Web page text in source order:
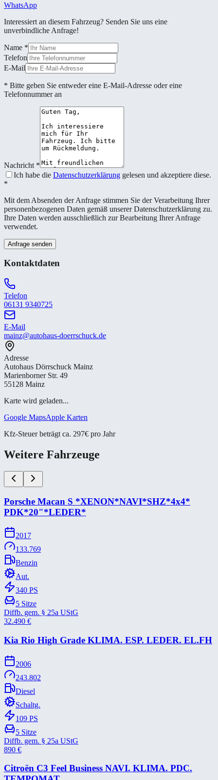
WhatsApp
Interessiert an diesem Fahrzeug? Senden Sie uns eine
unverbindliche Anfrage!
Name *
Telefon
E-Mail
* Bitte geben Sie entweder eine E-Mail-Adresse oder eine
Telefonnummer an
Nachricht *
Ich habe die Datenschutzerklärung gelesen und akzeptiere diese.
*
Mit dem Absenden der Anfrage stimmen Sie der Verarbeitung Ihrer
personenbezogenen Daten gemäß unserer Datenschutzerklärung zu.
Ihre Daten werden ausschließlich zur Bearbeitung Ihrer Anfrage
verwendet.
Anfrage senden
Kontaktdaten
Telefon
06131 9340725
E-Mail
mainz@autohaus-doerrschuck.de
Adresse
Autohaus Dörrschuck Mainz
Marienborner Str. 49
55128 Mainz
Karte wird geladen...
Google MapsApple Karten
Kfz-Steuer beträgt ca. 297€ pro Jahr
Weitere Fahrzeuge
Porsche Macan S *​XENON*​NAVI*​SHZ*​4x4*​
PDK*​20"*​LEDER*​
2017
133.769
Benzin
Aut.
340 PS
5 Sitze
Diffb. gem. § 25a UStG
32.490 €
Kia Rio High Grade KLIMA. ESP. LEDER. EL.FH
2006
243.802
Diesel
Schaltg.
109 PS
5 Sitze
Diffb. gem. § 25a UStG
890 €
Citroën C3 Feel Business NAVI. KLIMA. PDC.